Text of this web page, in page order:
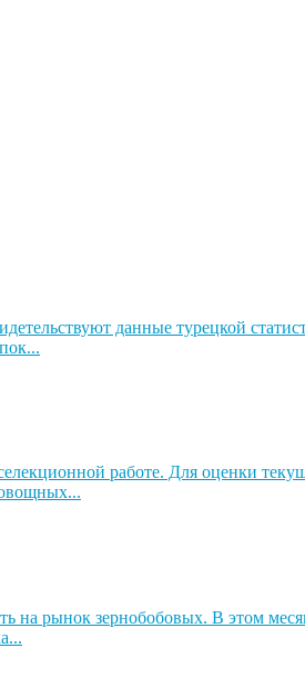
данные турецкой
работе. Для оценки
на рынок зернобобовых. В этом